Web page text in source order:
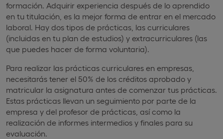
formación. Adquirir experiencia después de lo aprendido
en tu titulación, es la mejor forma de entrar en el mercado
laboral. Hay dos tipos de prácticas, las curriculares
(incluidas en tu plan de estudios) y extracurriculares (las
que puedes hacer de forma voluntaria).
Para realizar las prácticas curriculares en empresas,
necesitarás tener el 50% de los créditos aprobado y
matricular la asignatura antes de comenzar tus prácticas.
Estas prácticas llevan un seguimiento por parte de la
empresa y del profesor de prácticas, así como la
realización de informes intermedios y finales para su
evaluación.